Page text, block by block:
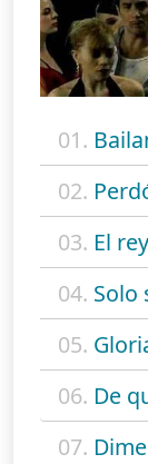
01.
02.
03. El
04. Solo
05.
06. De
07.